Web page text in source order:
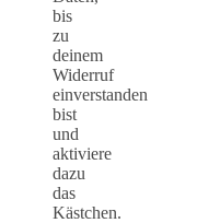
bis
zu
deinem
Widerruf
einverstanden
bist
und
aktiviere
dazu
das
Kästchen.